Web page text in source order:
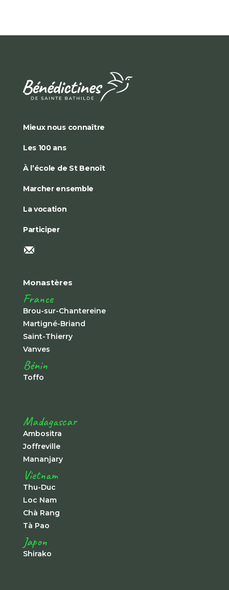
Mieux nous connaître
Les 100 ans
À l’école de St Benoît
Marcher ensemble
La vocation
Participer
Monastères
France
Brou-sur-Chantereine
Martigné-Briand
Saint-Thierry
Vanves
Bénin
Toffo
Madagascar
Ambositra
Joffreville
Mananjary
Vietnam
Thu-Duc
Loc Nam
Chà Rang
Tà Pao
Japon
Shirako